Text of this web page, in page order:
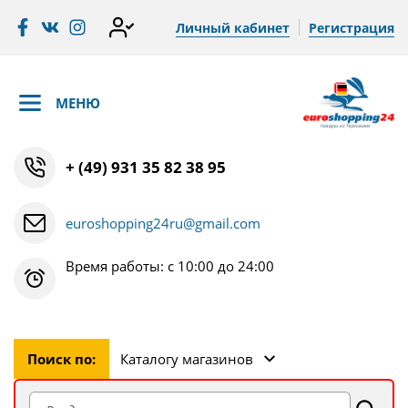
Личный кабинет Регистрация
МЕНЮ
+ (49) 931 35 82 38 95
euroshopping24ru@gmail.com
Время работы: с 10:00 до 24:00
Поиск по: Каталогу магазинов